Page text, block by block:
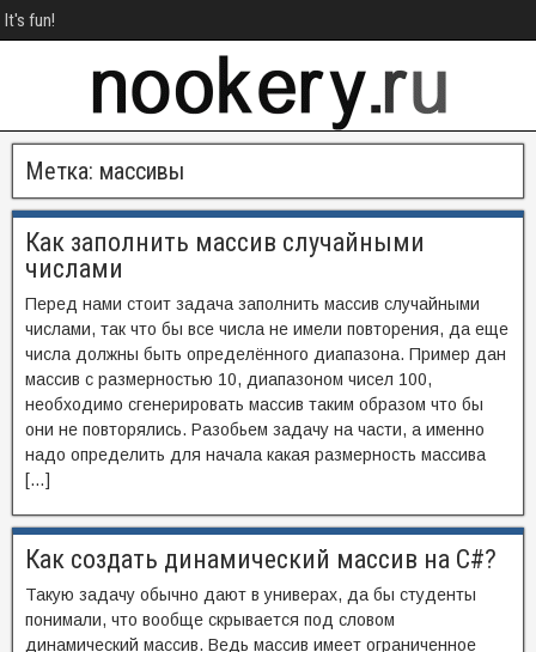
It's fun!
Метка: массивы
Как заполнить массив случайными
числами
Перед нами стоит задача заполнить массив случайными
числами, так что бы все числа не имели повторения, да еще
числа должны быть определённого диапазона. Пример дан
массив с размерностью 10, диапазоном чисел 100,
необходимо сгенерировать массив таким образом что бы
они не повторялись. Разобьем задачу на части, а именно
надо определить для начала какая размерность массива
[…]
Как создать динамический массив на C#?
Такую задачу обычно дают в универах, да бы студенты
понимали, что вообще скрывается под словом
динамический массив. Ведь массив имеет ограниченное